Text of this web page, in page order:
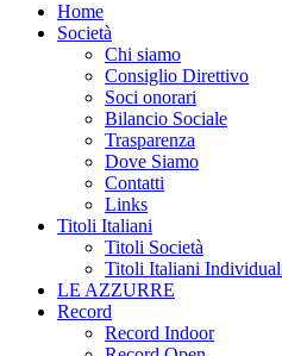
Home
Società
Chi siamo
Consiglio Direttivo
Soci onorari
Bilancio Sociale
Trasparenza
Dove Siamo
Contatti
Links
Titoli Italiani
Titoli Società
Titoli Italiani
LE AZZURRE
Record
Record Indoor